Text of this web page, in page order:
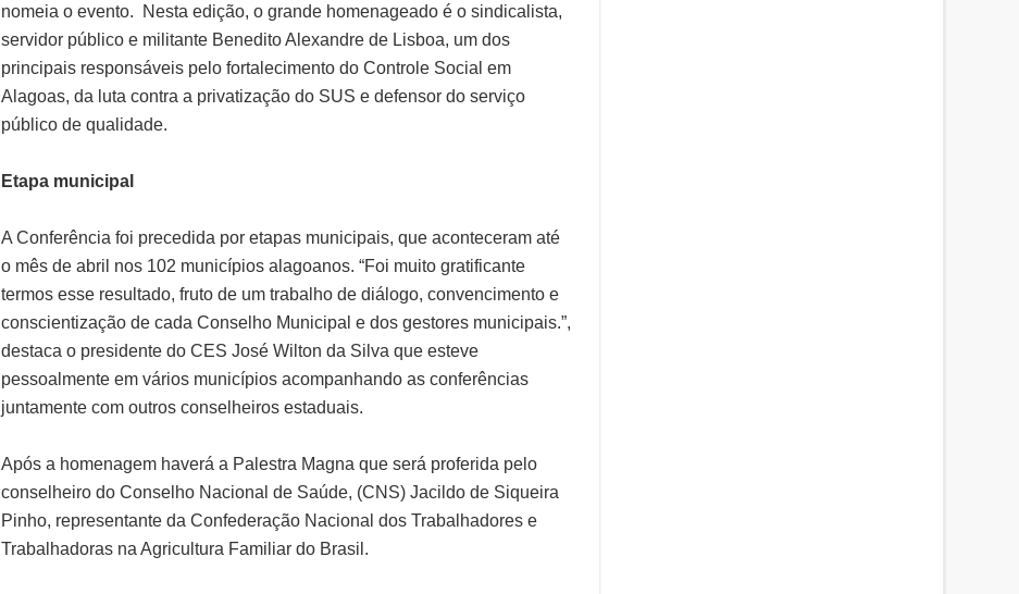
nomeia o evento. Nesta edição, o grande homenageado é o sindicalista,
servidor público e militante Benedito Alexandre de Lisboa, um dos
principais responsáveis pelo fortalecimento do Controle Social em
Alagoas, da luta contra a privatização do SUS e defensor do serviço
público de qualidade.
Etapa municipal
A Conferência foi precedida por etapas municipais, que aconteceram até
o mês de abril nos 102 municípios alagoanos. “Foi muito gratificante
termos esse resultado, fruto de um trabalho de diálogo, convencimento e
conscientização de cada Conselho Municipal e dos gestores municipais.”,
destaca o presidente do CES José Wilton da Silva que esteve
pessoalmente em vários municípios acompanhando as conferências
juntamente com outros conselheiros estaduais.
Após a homenagem haverá a Palestra Magna que será proferida pelo
conselheiro do Conselho Nacional de Saúde, (CNS) Jacildo de Siqueira
Pinho, representante da Confederação Nacional dos Trabalhadores e
Trabalhadoras na Agricultura Familiar do Brasil.